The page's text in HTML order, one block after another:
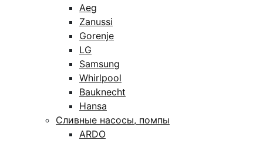
Aeg
Zanussi
Gorenje
LG
Samsung
Whirlpool
Bauknecht
Hansa
Сливные насосы, помпы
ARDO